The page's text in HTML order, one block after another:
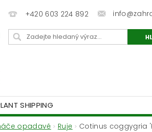
+420 603 224 892
SHIPPING
opadavé Ruje Cotinus coggygria